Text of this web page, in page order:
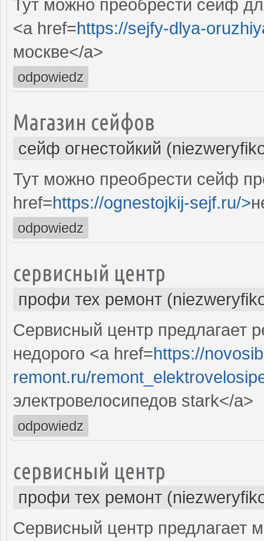
Тут можно преобрести сейф
<a href=https://sejfy-dlya-
москве</a>
odpowiedz
Магазин сейфов
сейф огнестойкий
Тут можно преобрести сейф
href=https://ognestojkij-sejf.ru/>
odpowiedz
сервисный центр
профи тех ремонт
Сервисный центр предлагает
недорого <a href=https://
remont.ru/
электровелосипедов stark</a>
odpowiedz
сервисный центр
профи тех ремонт
Сервисный центр предлагает